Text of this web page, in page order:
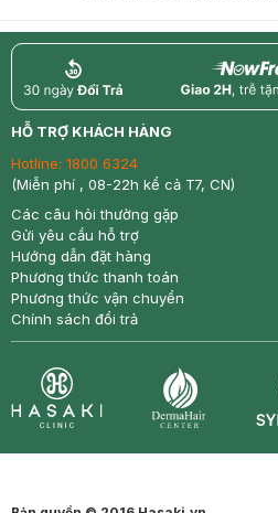
return nowfree
HỖ TRỢ KHÁCH HÀNG
Hotline: 1800 6324
(Miễn phí , 08-22h kể cả T7, CN)
Các câu hỏi thường gặp
Gửi yêu cầu hỗ trợ
Hướng dẫn đặt hàng
Phương thức thanh toán
Phương thức vận chuyển
Chính sách đổi trả